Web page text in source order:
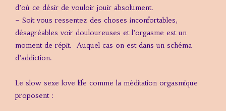
d’où ce désir de vouloir jouir absolument.
– Soit vous ressentez des choses inconfortables,
désagréables voir douloureuses et l’orgasme est un
moment de répit. Auquel cas on est dans un schéma
d’addiction.
Le slow sexe love life comme la méditation orgasmique
proposent :